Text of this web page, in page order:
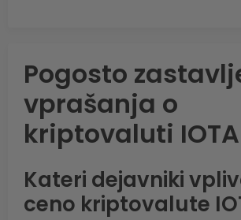
Pogosto
vprašanja o
kriptovaluti IOTA
Kateri dejavniki
ceno kriptovalute